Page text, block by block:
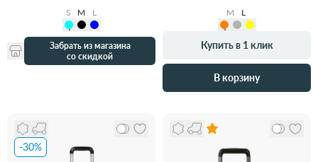
S
M L
Забрать из магазина
со скидкой
M
L
Купить в 1 клик
В корзину
-30%